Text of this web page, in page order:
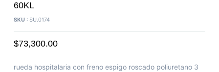
60KL
SKU : SU.0174
$73,300.00
rueda hospitalaria con freno espigo roscado poliuretano 3